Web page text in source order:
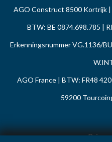
AGO Construct 8500 Kortrijk
BTW: BE 0874.698.785 |
Erkenningsnummer VG.1136/
AGO France | BTW: FR48
59200